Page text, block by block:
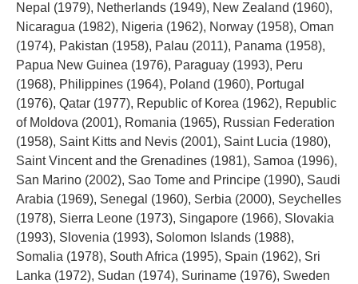
Nepal (1979), Netherlands (1949), New Zealand (1960),
Nicaragua (1982), Nigeria (1962), Norway (1958), Oman
(1974), Pakistan (1958), ​Palau (​2011), Panama (1958),
Papua New Guinea (1976), Paraguay (1993), Peru
(1968), Philippines (1964), Poland (1960), Portugal
(1976), Qatar (1977), Republic of Korea (1962), Republic
of Moldova (2001), Romania (1965), Russian Federation
(1958), Saint Kitts and Nevis (2001), Saint Lucia (1980),
Saint Vincent and the Grenadines (1981), Samoa (1996),
San Marino (2002), Sao Tome and Principe (1990), Saudi
Arabia (1969), Senegal (1960), Serbia (2000), Seychelles
(1978), Sierra Leone (1973), Singapore (1966), Slovakia
(1993), Slovenia (1993), Solomon Islands (1988),
Somalia (1978), South Africa (1995), Spain (1962), Sri
Lanka (1972), Sudan (1974), Suriname (1976), Sweden